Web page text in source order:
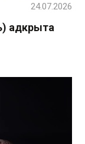
адкрыта
24.07.2026